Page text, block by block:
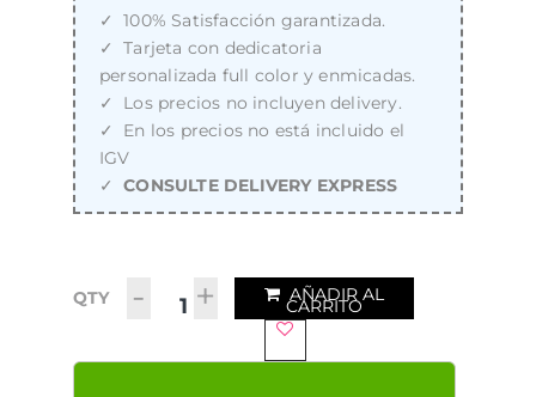
100% Satisfacción garantizada.
Tarjeta con dedicatoria
personalizada full color y enmicadas.
Los precios no incluyen delivery.
En los precios no está incluido el
IGV
CONSULTE DELIVERY EXPRESS
QTY - + AÑADIR AL
CARRITO